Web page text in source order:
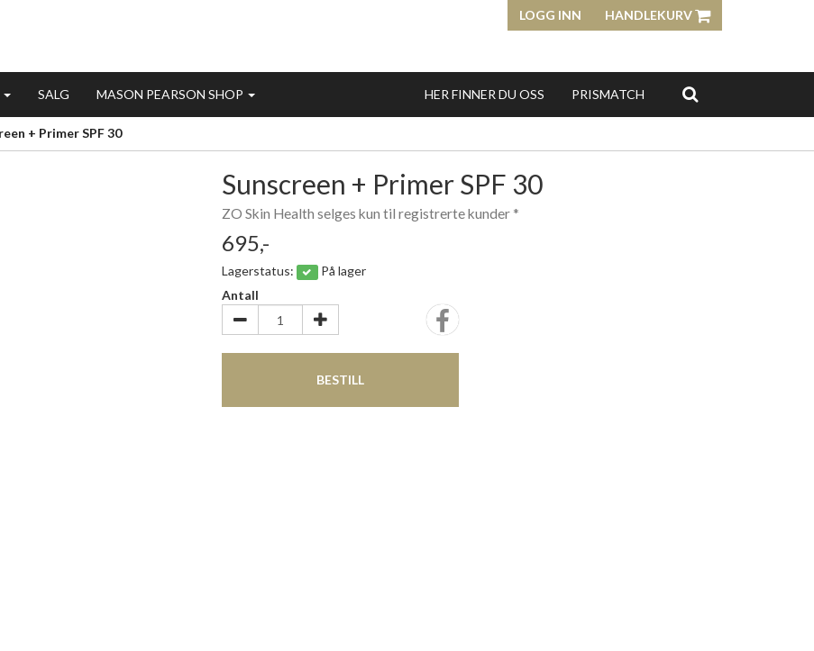
LOGG INN HANDLEKURV
SALG MASON PEARSON SHOP HER FINNER DU OSS PRISMATCH
+ Primer SPF 30
Sunscreen + Primer SPF 30
ZO Skin Health selges kun til registrerte kunder *
695,-
Lagerstatus:
På lager
Antall
BESTILL